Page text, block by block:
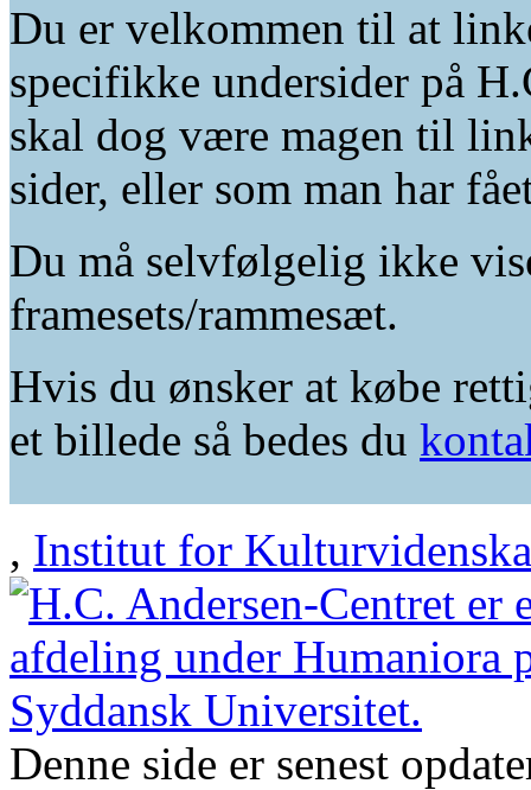
Du er velkommen til at
specifikke undersider på
skal dog være magen til
sider, eller som man har
Du må selvfølgelig ikke
framesets/rammesæt.
Hvis du ønsker at købe
et billede så bedes du
, Institut for
Denne side er senest